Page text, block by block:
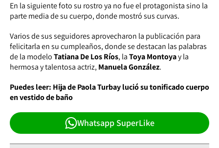
En la siguiente foto su rostro ya no fue el protagonista sino la
parte media de su cuerpo, donde mostró sus curvas.
Varios de sus seguidores aprovecharon la publicación para
felicitarla en su cumpleaños, donde se destacan las palabras
de la modeloTatiana De Los Ríos, laToya Montoyay la
hermosa y talentosa actriz, Manuela González.
Puedes leer: Hija de Paola Turbay lució su tonificado cuerpo
en vestido de baño
Whatsapp SuperLike